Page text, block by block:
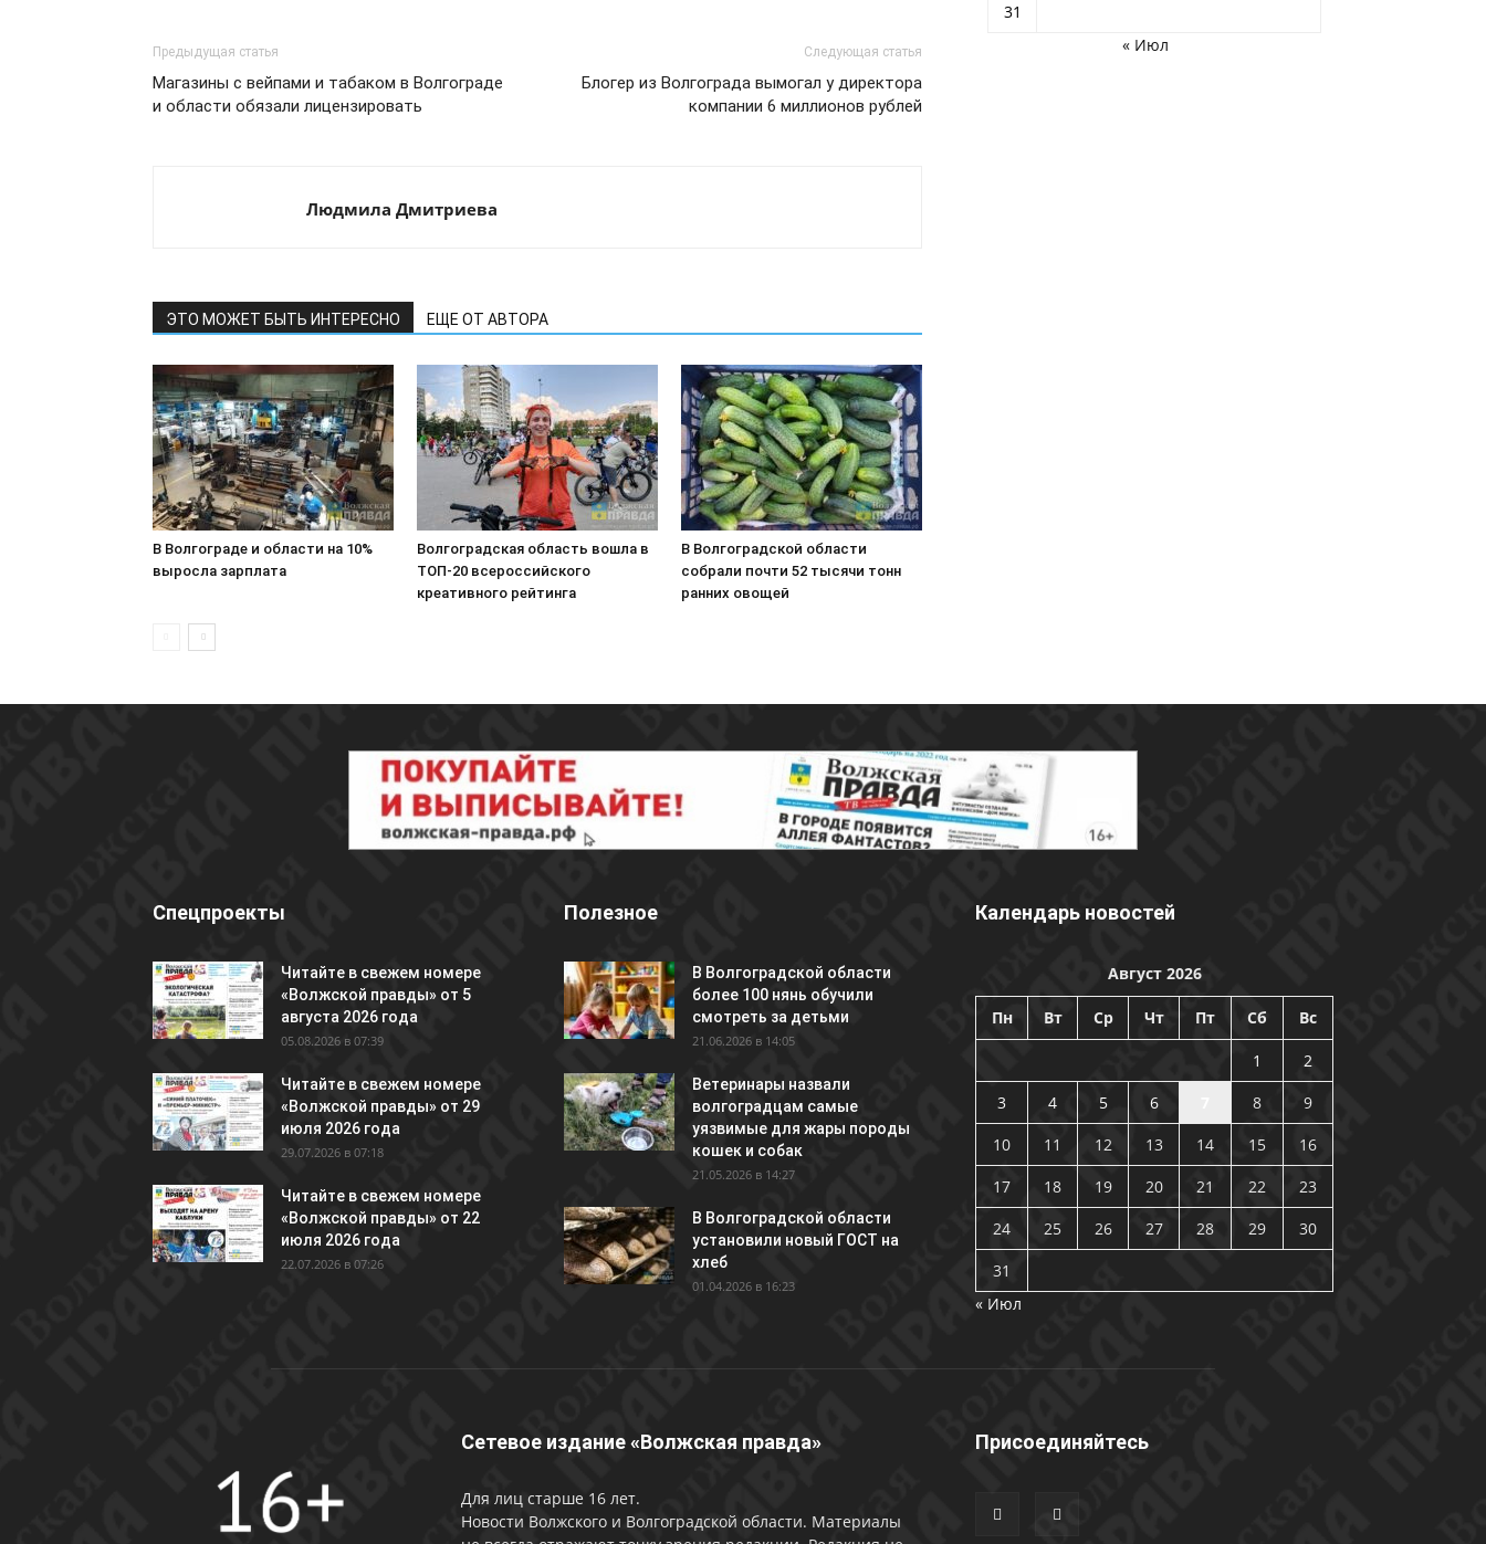
Предыдущая статья
Магазины с вейпами и табаком в Волгограде
и области обязали лицензировать
Следующая статья
Блогер из Волгограда вымогал у директора
компании 6 миллионов рублей
Людмила Дмитриева
ЭТО МОЖЕТ БЫТЬ ИНТЕРЕСНО ЕЩЕ ОТ АВТОРА
В Волгограде и области на 10%
выросла зарплата
Волгоградская область вошла в
ТОП-20 всероссийского
креативного рейтинга
В Волгоградской области
собрали почти 52 тысячи тонн
ранних овощей
31
« Июл
Спецпроекты
Читайте в свежем номере
«Волжской правды» от 5
августа 2026 года
05.08.2026 в 07:39
Читайте в свежем номере
«Волжской правды» от 29
июля 2026 года
29.07.2026 в 07:18
Читайте в свежем номере
«Волжской правды» от 22
июля 2026 года
22.07.2026 в 07:26
Полезное
В Волгоградской области
более 100 нянь обучили
смотреть за детьми
21.06.2026 в 14:05
Ветеринары назвали
волгоградцам самые
уязвимые для жары породы
кошек и собак
21.05.2026 в 14:27
В Волгоградской области
установили новый ГОСТ на
хлеб
01.04.2026 в 16:23
Календарь новостей
Август 2026
Пн Вт Ср Чт Пт Сб Вс
1
2
3
4 5 6 8
9
10
11 12 13 14 15
16
17
18 19 20 21 22
23
24
25 26 27 28 29
30
31
« Июл
Сетевое издание «Волжская правда»
Для лиц старше 16 лет.
Новости Волжского и Волгоградской области. Материалы
Присоединяйтесь